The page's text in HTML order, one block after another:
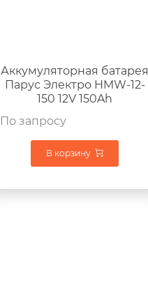
Аккумуляторная батарея
Парус Электро HMW-12-
150 12V 150Ah
По запросу
В корзину